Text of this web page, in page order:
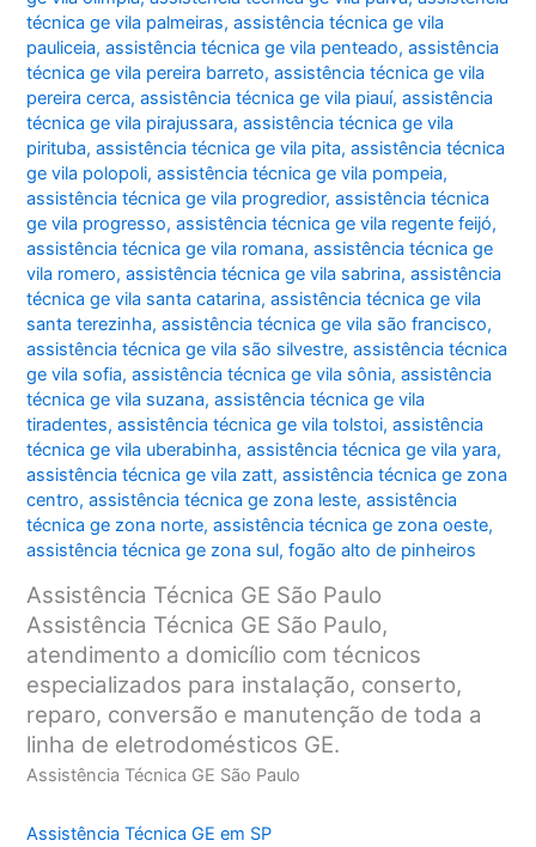
técnica ge vila palmeiras,assistência técnica ge vila
pauliceia,assistência técnica ge vila penteado,assistência
técnica ge vila pereira barreto,assistência técnica ge vila
pereira cerca,assistência técnica ge vila piauí,assistência
técnica ge vila pirajussara,assistência técnica ge vila
pirituba,assistência técnica ge vila pita,assistência técnica
ge vila polopoli,assistência técnica ge vila pompeia,
assistência técnica ge vila progredior,assistência técnica
ge vila progresso,assistência técnica ge vila regente feijó,
assistência técnica ge vila romana,assistência técnica ge
vila romero,assistência técnica ge vila sabrina,assistência
técnica ge vila santa catarina,assistência técnica ge vila
santa terezinha,assistência técnica ge vila são francisco,
assistência técnica ge vila são silvestre,assistência técnica
ge vila sofia,assistência técnica ge vila sônia,assistência
técnica ge vila suzana,assistência técnica ge vila
tiradentes,assistência técnica ge vila tolstoi,assistência
técnica ge vila uberabinha,assistência técnica ge vila yara,
assistência técnica ge vila zatt,assistência técnica ge zona
centro,assistência técnica ge zona leste,assistência
técnica ge zona norte,assistência técnica ge zona oeste,
assistência técnica ge zona sul,fogão alto de pinheiros
Assistência Técnica GE São Paulo
Assistência Técnica GE São Paulo,
atendimento a domicílio com técnicos
especializados para instalação, conserto,
reparo, conversão e manutenção de toda a
linha de eletrodomésticos GE.
Assistência Técnica GE São Paulo
Assistência Técnica GE em SP